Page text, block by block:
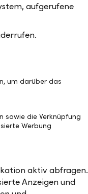
erfüllt alle
dem
Fund
aufgerufene
um darüber das
sowie die Verknüpfung
Werbung
aktiv abfragen.
Anzeigen und